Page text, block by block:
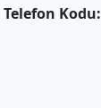
Telefon Kodu: